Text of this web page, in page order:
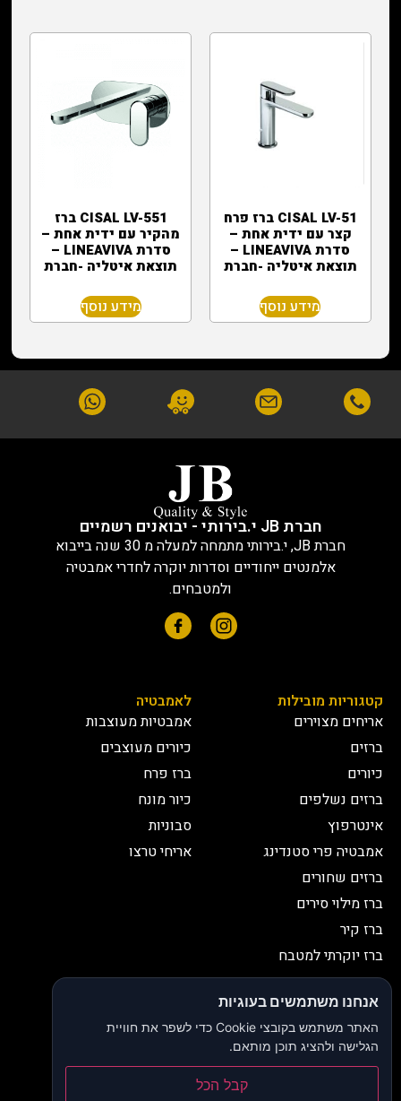
CISAL LV-51 ברז פרח
קצר עם ידית אחת –
סדרת LINEAVIVA –
תוצאת איטליה -חברת
מידע נוסף
CISAL LV-551 ברז
מהקיר עם ידית אחת –
סדרת LINEAVIVA –
תוצאת איטליה -חברת
מידע נוסף
חברת JB י.בירותי - יבואנים רשמיים
חברת JB, י.בירותי מתמחה למעלה מ 30 שנה בייבוא
אלמנטים ייחודיים וסדרות יוקרה לחדרי אמבטיה
ולמטבחים.
קטגוריות מובילות
אריחים מצוירים
ברזים
כיורים
ברזים נשלפים
אינטרפוץ
אמבטיה פרי סטנדינג
ברזים שחורים
ברז מילוי סירים
ברז קיר
ברז יוקרתי למטבח
לאמבטיה
אמבטיות מעוצבות
כיורים מעוצבים
ברז פרח
כיור מונח
סבוניות
אריחי טרצו
יצירת קשר
03-9335335
052-2653038
sbeiruty@gmail.com
אולם תצוגה:דרך האורנים 23, רינתיה
אנחנו משתמשים בעוגיות
האתר משתמש בקובצי Cookie כדי לשפר את חוויית
הגלישה ולהציג תוכן מותאם.
קבל הכל